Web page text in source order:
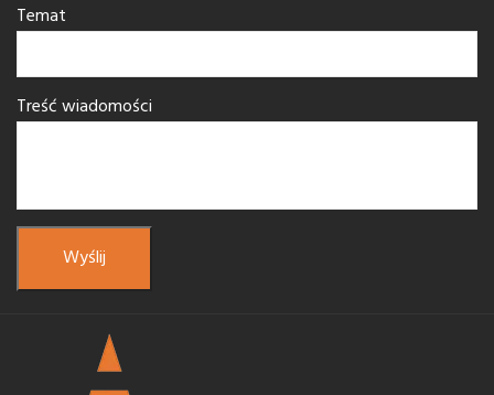
Temat
Treść wiadomości